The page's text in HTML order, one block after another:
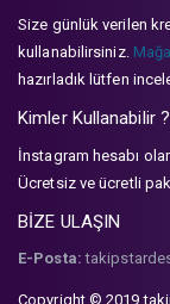
Size günlük verilen
kullanabilirsiniz.
hazırladık lütfen
Kimler Kullanabilir ?
İnstagram hesabı
Ücretsiz ve ücretli
BİZE ULAŞIN
E-Posta:
Copyright © 2019